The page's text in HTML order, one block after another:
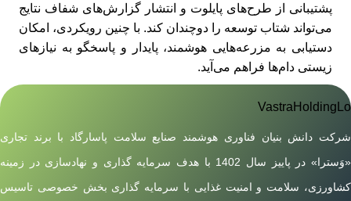
پشتیبانی از طرح‌های پایلوت و انتشار گزارش‌های شفاف نتایج
می‌تواند شتاب توسعه را دوچندان کند. با چنین رویکردی، امکان
دستیابی به مزرعه‌هایی هوشمند، پایدار و پاسخگو به نیازهای
زیستی دام‌ها فراهم می‌آید.
شرکت دانش بنیان فناوری هوشمند صنایع سلامت پاسارگاد با برند تجاری
«وَسترا» در پاییز سال 1402 با هدف سرمایه گذاری و نهادسازی در زمینه
کشاورزی، سلامت و امنیت غذایی با سرمایه گذاری بخش خصوصی تاسیس